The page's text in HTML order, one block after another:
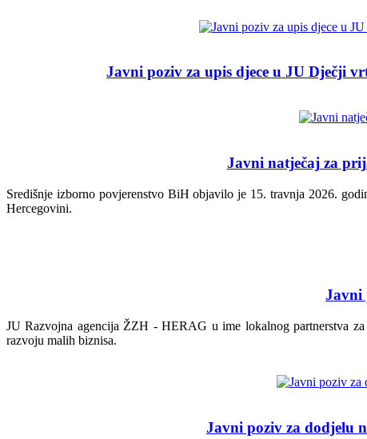
Javni poziv za upis djece u JU Dječji
Javni natječaj za
Središnje izborno povjerenstvo BiH objavilo je 15. travnja 2026.
Hercegovini.
Javni
JU Razvojna agencija ŽZH - HERAG u ime lokalnog partnerstva
razvoju malih biznisa.
Javni poziv za dodjelu